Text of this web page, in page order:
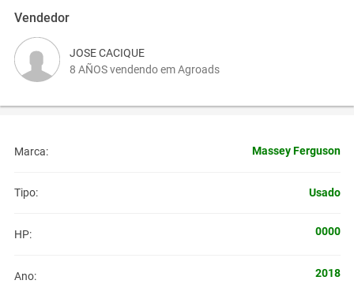
Vendedor
JOSE CACIQUE
8 AÑOS vendendo em Agroads
Marca: Massey Ferguson
Tipo: Usado
HP: 0000
Ano: 2018